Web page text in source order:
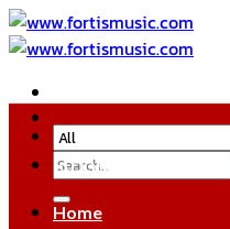
Skip
to
Search
for:
หมวดหมู่สินค้า
Home